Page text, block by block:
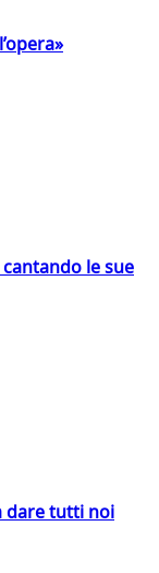
le sue
dare tutti noi